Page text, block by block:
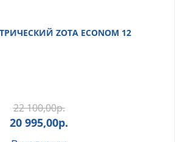
ZOTA ECONOM 12
22 100,00р.
20 995,00р.